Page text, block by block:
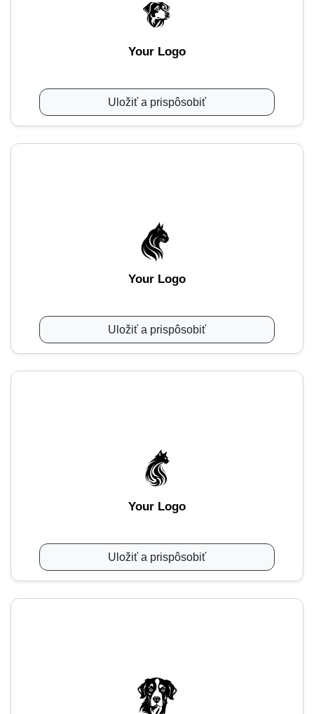
Your Logo
Uložiť a prispôsobiť
Your Logo
Uložiť a prispôsobiť
Your Logo
Uložiť a prispôsobiť